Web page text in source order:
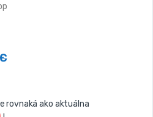
rovnaká ako aktuálna